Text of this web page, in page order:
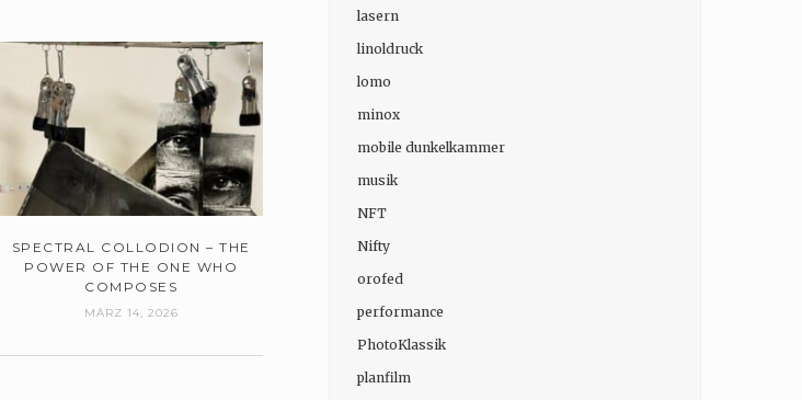
SPECTRAL COLLODION – THE
POWER OF THE ONE WHO
COMPOSES
MÄRZ 14, 2026
lasern
linoldruck
lomo
minox
mobile dunkelkammer
musik
NFT
Nifty
orofed
performance
PhotoKlassik
planfilm